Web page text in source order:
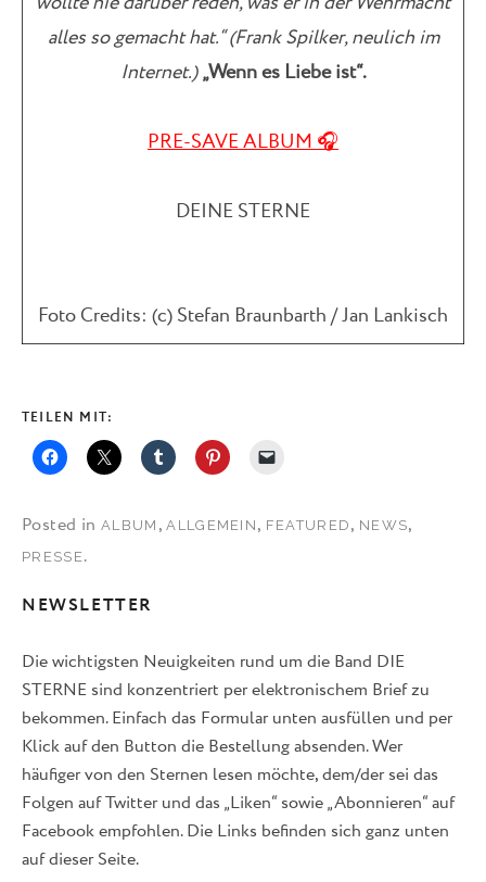
alles so gemacht hat.“ (Frank Spilker, neulich im
Internet.) „Wenn es Liebe ist“.
PRE-SAVE ALBUM 🎧
DEINE STERNE
Foto Credits: (c) Stefan Braunbarth / Jan Lankisch
TEILEN MIT:
Posted in ALBUM ,ALLGEMEIN , FEATURED , NEWS,
PRESSE .
NEWSLETTER
Die wichtigsten Neuigkeiten rund um die Band DIE
STERNE sind konzentriert per elektronischem Brief zu
bekommen. Einfach das Formular unten ausfüllen und per
Klick auf den Button die Bestellung absenden. Wer
häufiger von den Sternen lesen möchte, dem/der sei das
Folgen auf Twitter und das „Liken“ sowie „Abonnieren“ auf
Facebook empfohlen. Die Links befinden sich ganz unten
auf dieser Seite.